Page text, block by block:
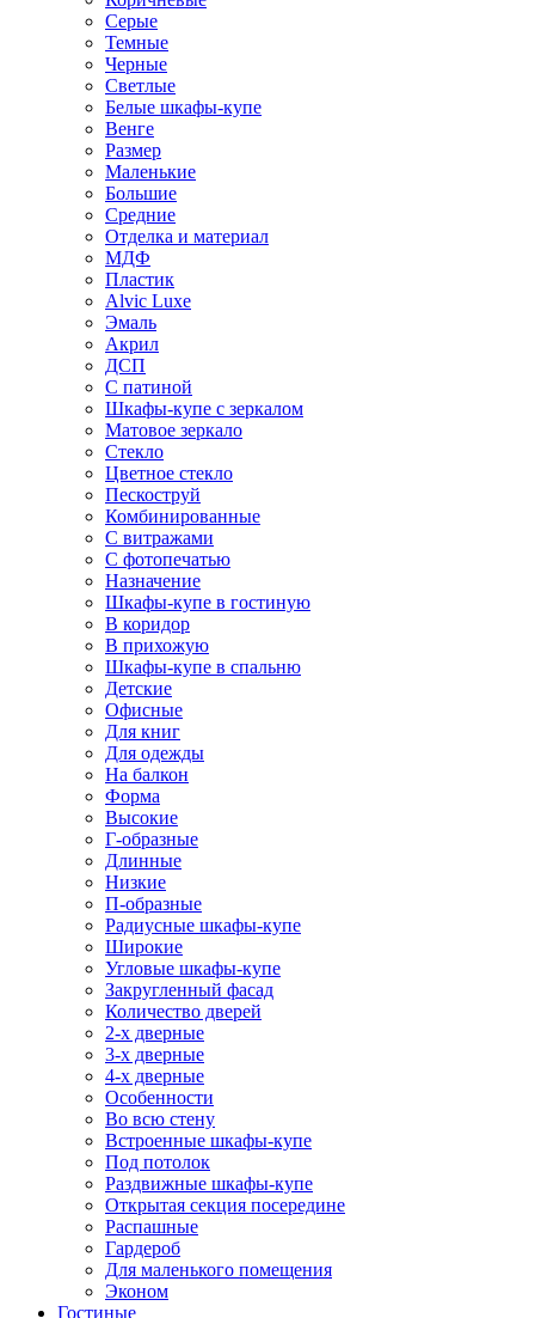
Серые
Темные
Черные
Светлые
Белые шкафы-купе
Венге
Размер
Маленькие
Большие
Средние
Отделка и материал
МДФ
Пластик
Alvic Luxe
Эмаль
Акрил
ДСП
С патиной
Шкафы-купе с зеркалом
Матовое зеркало
Стекло
Цветное стекло
Пескоструй
Комбинированные
С витражами
С фотопечатью
Назначение
Шкафы-купе в гостиную
В коридор
В прихожую
Шкафы-купе в спальню
Детские
Офисные
Для книг
Для одежды
На балкон
Форма
Высокие
Г-образные
Длинные
Низкие
П-образные
Радиусные шкафы-купе
Широкие
Угловые шкафы-купе
Закругленный фасад
Количество дверей
2-х дверные
3-х дверные
4-х дверные
Особенности
Во всю стену
Встроенные шкафы-купе
Под потолок
Раздвижные шкафы-купе
Открытая секция посередине
Распашные
Гардероб
Для маленького помещения
Эконом
Гостиные